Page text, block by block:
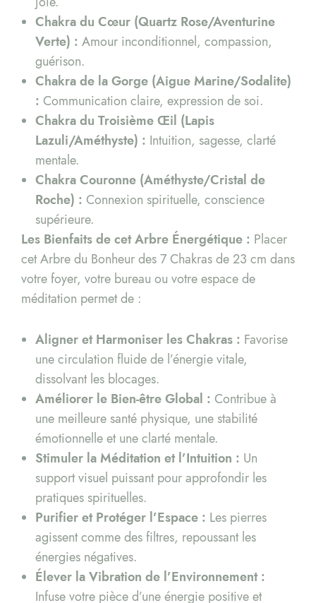
Chakra du Cœur (Quartz Rose/Aventurine
Verte) : Amour inconditionnel, compassion,
guérison.
Chakra de la Gorge (Aigue Marine/Sodalite)
: Communication claire, expression de soi.
Chakra du Troisième Œil (Lapis
Lazuli/Améthyste) : Intuition, sagesse, clarté
mentale.
Chakra Couronne (Améthyste/Cristal de
Roche) : Connexion spirituelle, conscience
supérieure.
Les Bienfaits de cet Arbre Énergétique : Placer
cet Arbre du Bonheur des 7 Chakras de 23 cm dans
votre foyer, votre bureau ou votre espace de
méditation permet de :
Aligner et Harmoniser les Chakras : Favorise
une circulation fluide de l’énergie vitale,
dissolvant les blocages.
Améliorer le Bien-être Global : Contribue à
une meilleure santé physique, une stabilité
émotionnelle et une clarté mentale.
Stimuler la Méditation et l’Intuition : Un
support visuel puissant pour approfondir les
pratiques spirituelles.
Purifier et Protéger l’Espace : Les pierres
agissent comme des filtres, repoussant les
énergies négatives.
Élever la Vibration de l’Environnement :
Infuse votre pièce d’une énergie positive et